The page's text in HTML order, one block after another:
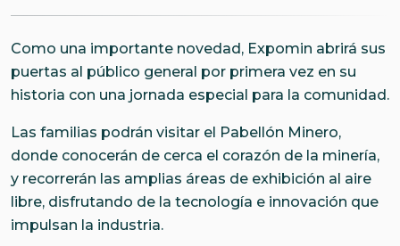
Como una importante novedad, Expomin abrirá sus
puertas al público general por primera vez en su
historia con una jornada especial para la comunidad.
Las familias podrán visitar el Pabellón Minero,
donde conocerán de cerca el corazón de la minería,
y recorrerán las amplias áreas de exhibición al aire
libre, disfrutando de la tecnología e innovación que
impulsan la industria.